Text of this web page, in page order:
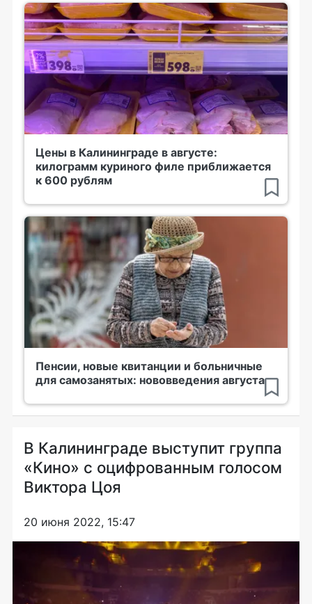
Цены в Калининграде в августе:
килограмм куриного филе приближается
к 600 рублям
Пенсии, новые квитанции и больничные
для самозанятых: нововведения августа
В Калининграде выступит группа
«Кино» с оцифрованным голосом
Виктора Цоя
20 июня 2022, 15:47